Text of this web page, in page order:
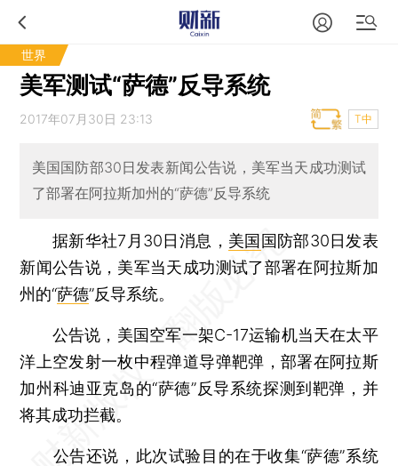
世界
美军测试“萨德”反导系统
2017年07月30日 23:13 T中
美国国防部30日发表新闻公告说，美军当天成功测试
了部署在阿拉斯加州的“萨德”反导系统
据新华社7月30日消息， 美国 国防部30日发表
新闻公告说，美军当天成功测试了部署在阿拉斯加
州的“萨德”反导系统。
公告说，美国空军一架C-17运输机当天在太平
洋上空发射一枚中程弹道导弹靶弹，部署在阿拉斯
加州科迪亚克岛的“萨德”反导系统探测到靶弹，并
将其成功拦截。
公告还说，此次试验目的在于收集“萨德”系统